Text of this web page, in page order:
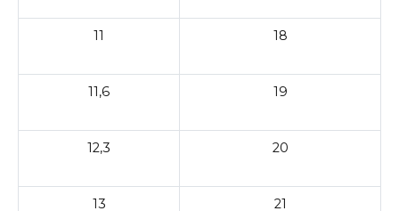
11 18
11,6 19
12,3 20
13 21